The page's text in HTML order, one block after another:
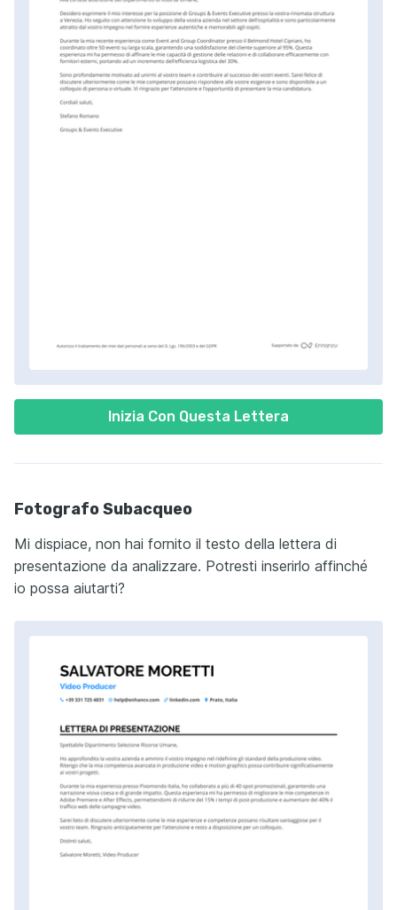
Inizia Con Questa Lettera
Fotografo Subacqueo
Mi dispiace, non hai fornito il testo della lettera di
presentazione da analizzare. Potresti inserirlo affinché
io possa aiutarti?